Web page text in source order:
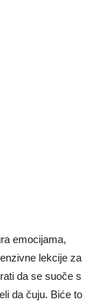
emocijama,
lekcije za
da se suoče s
da čuju. Biće to